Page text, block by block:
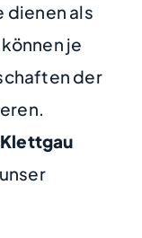
dienen als
je
der